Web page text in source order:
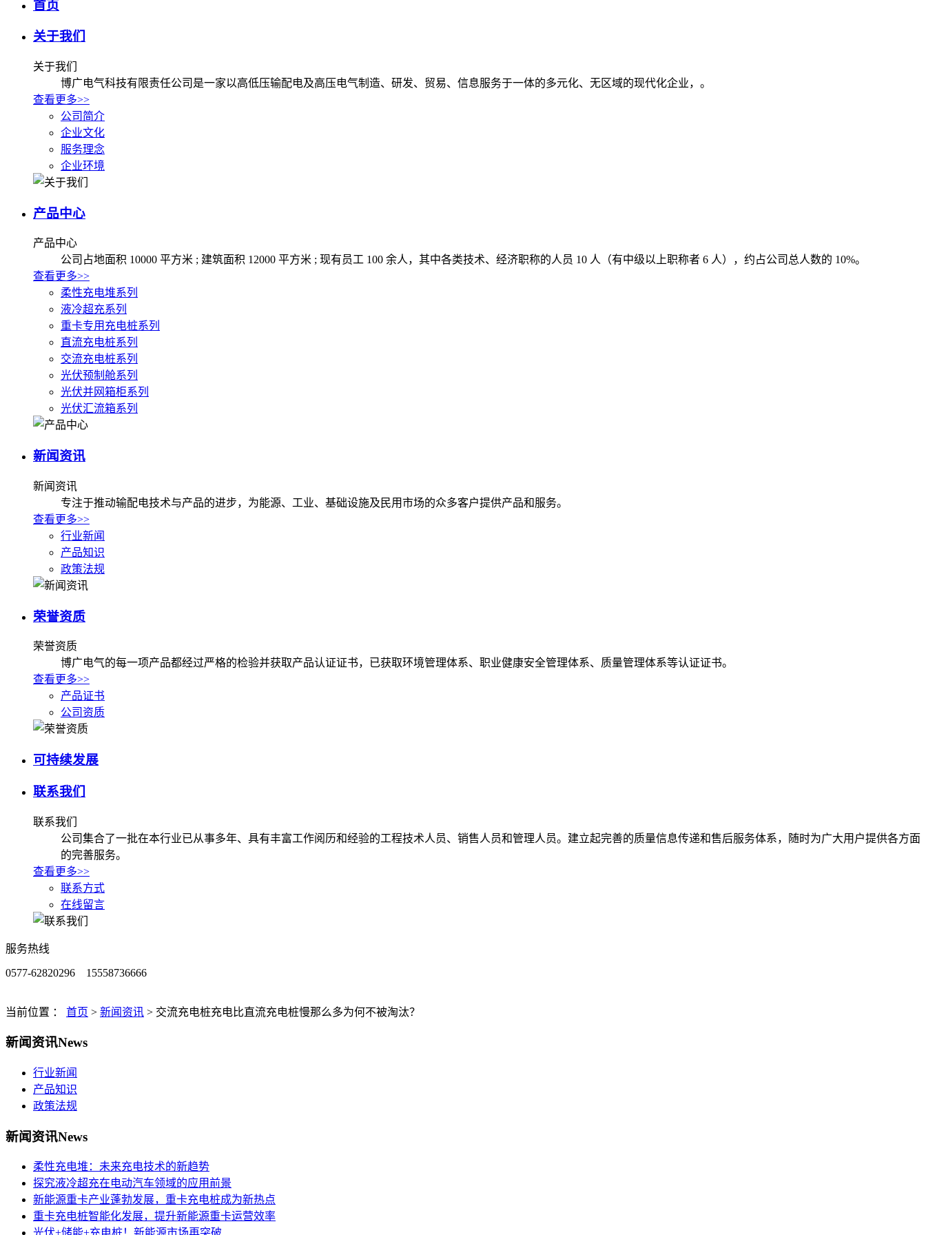
首页
关于我们
关于我们
博广电气科技有限责任公司是一家以高低压输配电及高压电气制造、研发、贸易、信息服务于一体的多元化、无区域的现代化企业，。
查看更多>>
公司简介
企业文化
服务理念
企业环境
产品中心
产品中心
公司占地面积 10000 平方米 ; 建筑面积 12000 平方米 ; 现有员工 100 余人，其中各类技术、经济职称的人员 10 人（有中级以上职称者 6 人），约占公司总人数的 10%。
查看更多>>
柔性充电堆系列
液冷超充系列
重卡专用充电桩系列
直流充电桩系列
交流充电桩系列
光伏预制舱系列
光伏并网箱柜系列
光伏汇流箱系列
新闻资讯
新闻资讯
专注于推动输配电技术与产品的进步，为能源、工业、基础设施及民用市场的众多客户提供产品和服务。
查看更多>>
行业新闻
产品知识
政策法规
荣誉资质
荣誉资质
博广电气的每一项产品都经过严格的检验并获取产品认证证书，已获取环境管理体系、职业健康安全管理体系、质量管理体系等认证证书。
查看更多>>
产品证书
公司资质
可持续发展
联系我们
联系我们
公司集合了一批在本行业已从事多年、具有丰富工作阅历和经验的工程技术人员、销售人员和管理人员。建立起完善的质量信息传递和售后服务体系，随时为广大用户提供各方面
的完善服务。
查看更多>>
联系方式
在线留言
服务热线
0577-62820296 15558736666
当前位置 ： 首页 > 新闻资讯 > 交流充电桩充电比直流充电桩慢那么多为何不被淘汰？
新闻资讯News
行业新闻
产品知识
政策法规
新闻资讯News
柔性充电堆：未来充电技术的新趋势
探究液冷超充在电动汽车领域的应用前景
新能源重卡产业蓬勃发展，重卡充电桩成为新热点
重卡充电桩智能化发展，提升新能源重卡运营效率